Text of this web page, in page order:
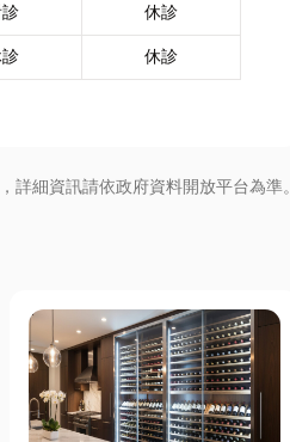
休診
休診
詳細資訊請依政府資料開放平台為準。